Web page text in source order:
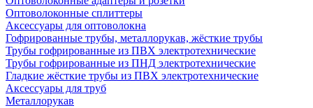
Оптоволоконные сплиттеры
Аксессуары для оптоволокна
Гофрированные трубы, металлорукав, жёсткие трубы
Трубы гофрированные из ПВХ электротехнические
Трубы гофрированные из ПНД электротехнические
Гладкие жёсткие трубы из ПВХ электротехнические
Аксессуары для труб
Металлорукав